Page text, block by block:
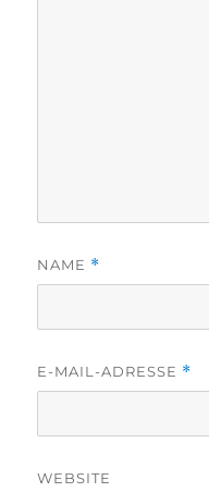
NAME *
E-MAIL-ADRESSE *
WEBSITE